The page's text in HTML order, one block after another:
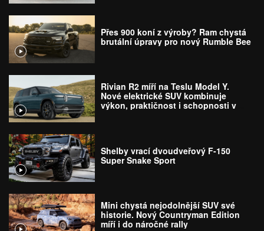
Přes 900 koní z výroby? Ram chystá
brutální úpravy pro nový Rumble Bee
Rivian R2 míří na Teslu Model Y.
Nové elektrické SUV kombinuje
výkon, praktičnost i schopnosti v
Shelby vrací dvoudveřový F-150
Super Snake Sport
Mini chystá nejodolnější SUV své
historie. Nový Countryman Edition
míří i do náročné rally